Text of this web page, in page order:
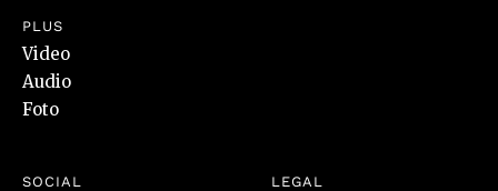
PLUS
Video
Audio
Foto
SOCIAL LEGAL